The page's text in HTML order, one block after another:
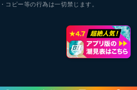
コピー等の行為は一切禁じます。